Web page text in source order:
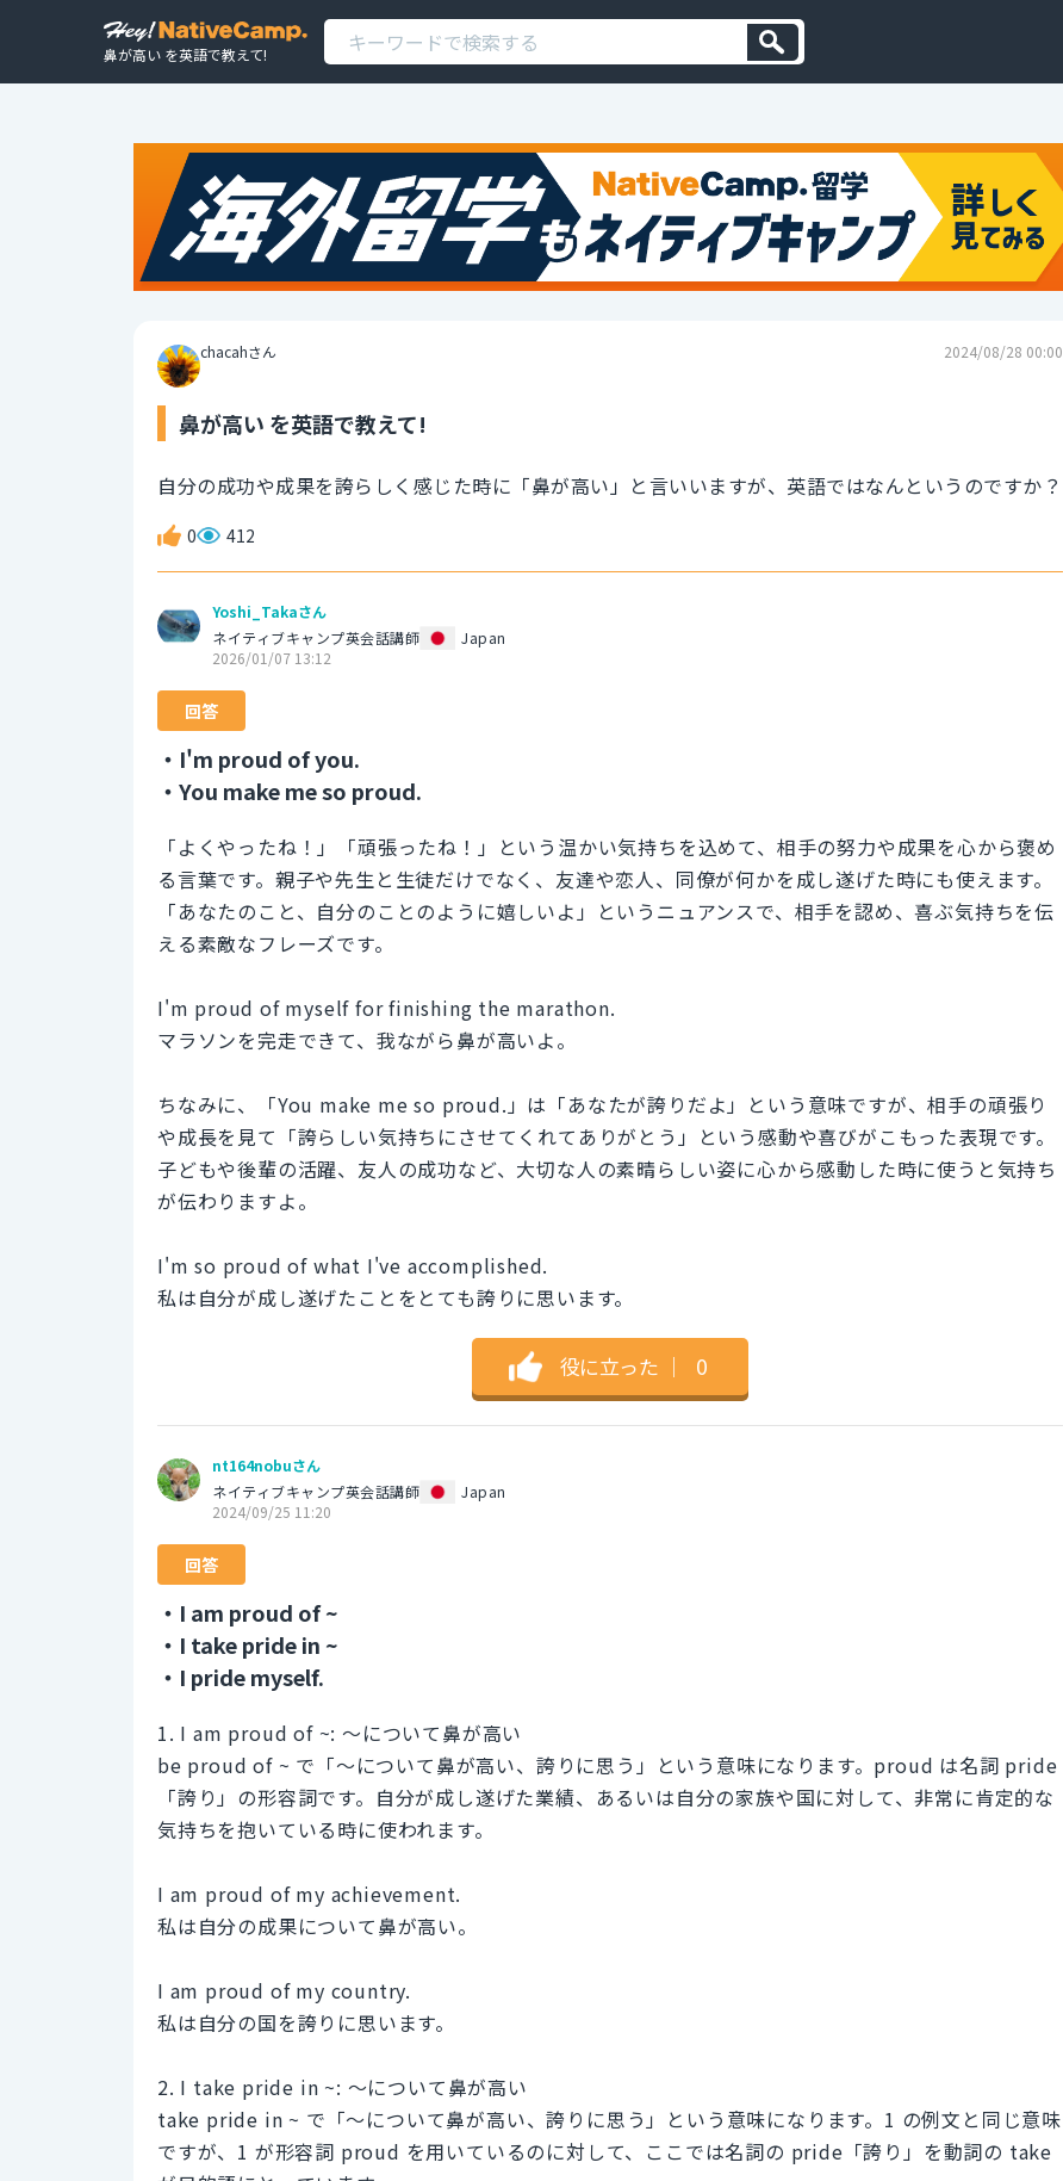
鼻が高い を英語で教えて!
chacahさん 2024/08/28 00:00
鼻が高い を英語で教えて!
自分の成功や成果を誇らしく感じた時に「鼻が高い」と言いいますが、英語ではなんというのですか？
0 412
Yoshi_Takaさん
ネイティブキャンプ英会話講師
Japan
2026/01/07 13:12
回答
・I'm proud of you.
・You make me so proud.
「よくやったね！」「頑張ったね！」という温かい気持ちを込めて、相手の努力や成果を心から褒め
る言葉です。親子や先生と生徒だけでなく、友達や恋人、同僚が何かを成し遂げた時にも使えます。
「あなたのこと、自分のことのように嬉しいよ」というニュアンスで、相手を認め、喜ぶ気持ちを伝
える素敵なフレーズです。
I'm proud of myself for finishing the marathon.
マラソンを完走できて、我ながら鼻が高いよ。
ちなみに、「You make me so proud.」は「あなたが誇りだよ」という意味ですが、相手の頑張り
や成長を見て「誇らしい気持ちにさせてくれてありがとう」という感動や喜びがこもった表現です。
子どもや後輩の活躍、友人の成功など、大切な人の素晴らしい姿に心から感動した時に使うと気持ち
が伝わりますよ。
I'm so proud of what I've accomplished.
私は自分が成し遂げたことをとても誇りに思います。
役に立った ｜ 0
nt164nobuさん
ネイティブキャンプ英会話講師
Japan
2024/09/25 11:20
回答
・I am proud of ~
・I take pride in ~
・I pride myself.
1. I am proud of ~: ～について鼻が高い
be proud of ~ で「～について鼻が高い、誇りに思う」という意味になります。proud は名詞 pride
「誇り」の形容詞です。自分が成し遂げた業績、あるいは自分の家族や国に対して、非常に肯定的な
気持ちを抱いている時に使われます。
I am proud of my achievement.
私は自分の成果について鼻が高い。
I am proud of my country.
私は自分の国を誇りに思います。
2. I take pride in ~: ～について鼻が高い
take pride in ~ で「～について鼻が高い、誇りに思う」という意味になります。1 の例文と同じ意味
ですが、1 が形容詞 proud を用いているのに対して、ここでは名詞の pride「誇り」を動詞の take